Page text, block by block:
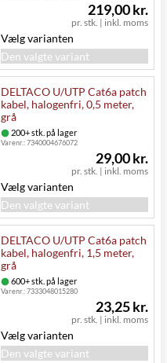
pr. stk. | inkl. moms
219,00 kr.
Vælg varianten
Den valgte variant
DELTACO U/UTP Cat6a patch
kabel, halogenfri, 0,5 meter,
grå
200+ stk. på lager
Varenr.:7340004676072
pr. stk. | inkl. moms
29,00 kr.
Vælg varianten
Den valgte variant
DELTACO U/UTP Cat6a patch
kabel, halogenfri, 1,5 meter,
grå
600+ stk. på lager
Varenr.:7333048015280
pr. stk. | inkl. moms
23,25 kr.
Vælg varianten
Den valgte variant